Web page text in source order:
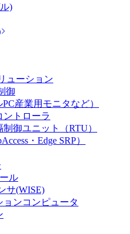
)
ューション
御
産業用モニタなど）
ントローラ
御ユニット（RTU）
・Edge SRP）
ル
サ(WISE)
ンコンピュータ